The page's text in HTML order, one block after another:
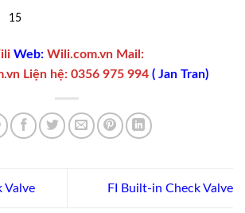
15
Web: Wili.com.vn Mail:
Liện hệ: 0356 975 994 ( Jan Tran)
Valve FI Built-in Check Valve